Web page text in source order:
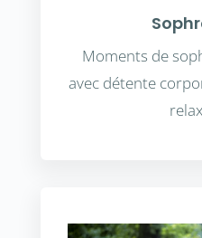
Moments de
avec détente